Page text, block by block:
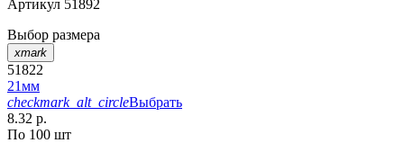
Артикул 51892
Выбор размера
xmark
51822
21мм
checkmark_alt_circleВыбрать
8.32 р.
По 100 шт